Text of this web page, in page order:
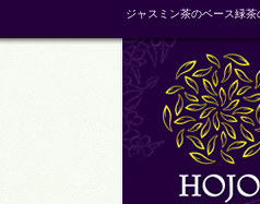
ジャスミン茶のベース緑